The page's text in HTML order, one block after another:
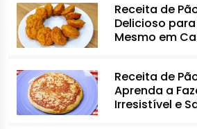
Receita de
Delicioso para
Mesmo em
Receita de
Aprenda a
Irresistível e